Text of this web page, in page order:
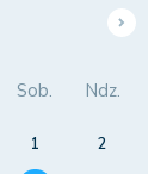
Sob. Ndz.
1
2